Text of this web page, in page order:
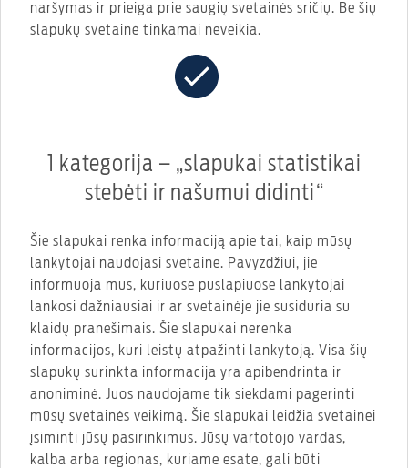
naršymas ir prieiga prie saugių svetainės sričių. Be šių
slapukų svetainė tinkamai neveikia.
1 kategorija – „slapukai statistikai
stebėti ir našumui didinti“
Šie slapukai renka informaciją apie tai, kaip mūsų
lankytojai naudojasi svetaine. Pavyzdžiui, jie
informuoja mus, kuriuose puslapiuose lankytojai
lankosi dažniausiai ir ar svetainėje jie susiduria su
klaidų pranešimais. Šie slapukai nerenka
informacijos, kuri leistų atpažinti lankytoją. Visa šių
slapukų surinkta informacija yra apibendrinta ir
anoniminė. Juos naudojame tik siekdami pagerinti
mūsų svetainės veikimą. Šie slapukai leidžia svetainei
įsiminti jūsų pasirinkimus. Jūsų vartotojo vardas,
kalba arba regionas, kuriame esate, gali būti